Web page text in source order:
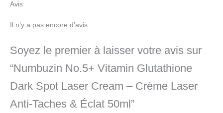
Avis
Il n’y a pas encore d’avis.
Soyez le premier à laisser votre avis sur
“Numbuzin No.5+ Vitamin Glutathione
Dark Spot Laser Cream – Crème Laser
Anti-Taches & Éclat 50ml”